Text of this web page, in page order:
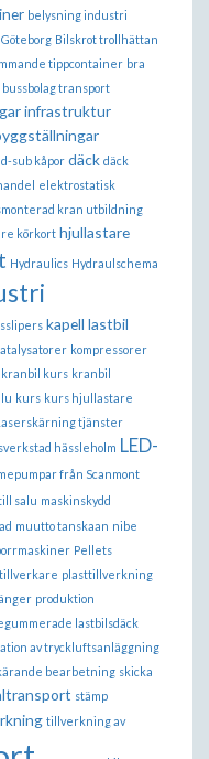
belysning industri
Bilskrot trollhättan
tippcontainer bra
bussbolag transport
infrastruktur
d-sub kåpor däck däck
elektrostatisk
kran utbildning
körkort hjullastare
Hydraulics Hydraulschema
kapell lastbil
kompressorer
kranbil kurs kranbil
kurs kurs hjullastare
tjänster
hässleholm LED-
från Scanmont
salu maskinskydd
muutto tanskaan nibe
Pellets
plasttillverkning
produktion
lastbilsdäck
av tryckluftsanläggning
bearbetning skicka
stämp
tillverkning av